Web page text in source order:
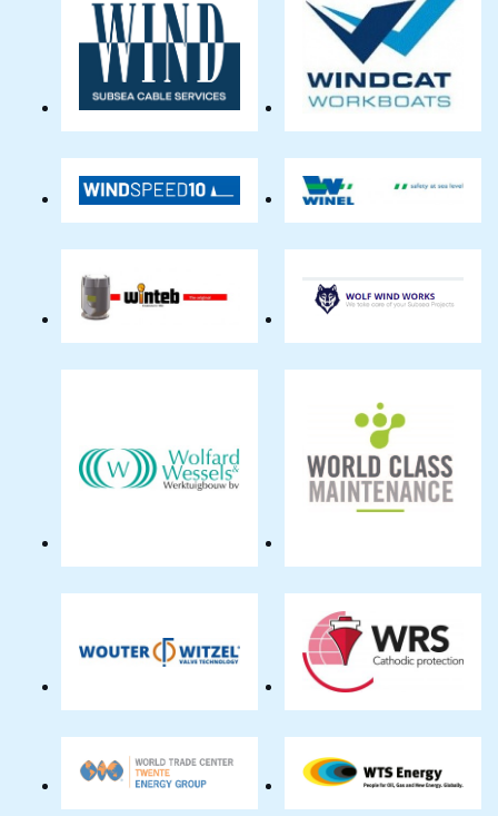
WIND
Cable
Services
Windcat
Workboats
BV
Windspeed
10
BV
Winteb
Wolf
Wolfard
World
Class
Wouter
Eurovalve
BV
WRS
Protection
BV
WTC
Twente
WTS
Energy